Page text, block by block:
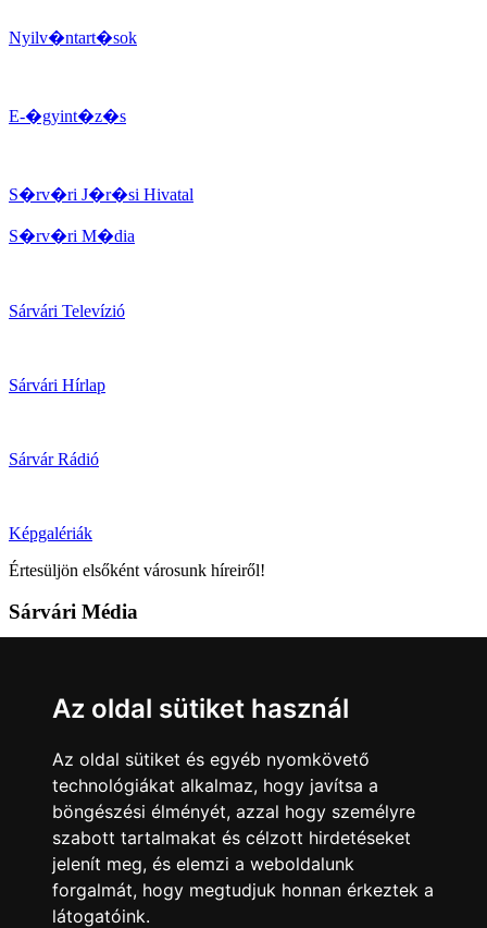
Az oldal sütiket használ
Az oldal sütiket és egyéb nyomkövető
technológiákat alkalmaz, hogy javítsa a
böngészési élményét, azzal hogy személyre
szabott tartalmakat és célzott hirdetéseket
jelenít meg, és elemzi a weboldalunk
forgalmát, hogy megtudjuk honnan érkeztek a
látogatóink.
Nyilv�ntart�sok
E-�gyint�z�s
S�rv�ri J�r�si Hivatal
S�rv�ri M�dia
Sárvári Televízió
Sárvári Hírlap
Sárvár Rádió
Képgalériák
Értesüljön elsőként városunk híreiről!
Sárvári Média
Kövess minket!
Sárvár lendületben Sárvár lendületben
Nyilatkozatok
Impresszum Felhasználási feltételek Adatkezelési tájékoztató
Akadálymentesítési nyilatkozat